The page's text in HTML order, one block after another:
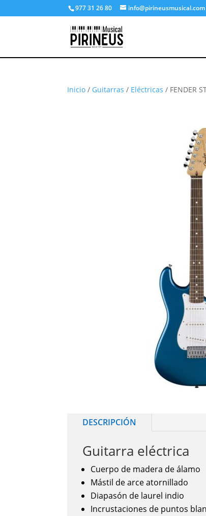
977 31 26 80 info@pirineusmusical.com
Inicio / Guitarras / Eléctricas / FENDER
DESCRIPCIÓN
Guitarra eléctrica
Cuerpo de madera de álamo
Mástil de arce atornillado
Diapasón de laurel indio
Incrustaciones de puntos